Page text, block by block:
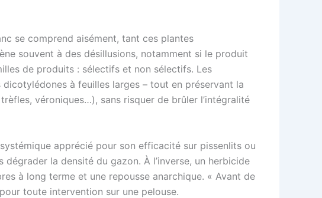
se comprend aisément, tant ces plantes
souvent à des désillusions, notamment si le produit
de produits : sélectifs et non sélectifs. Les
à feuilles larges – tout en préservant la
véroniques…), sans risquer de brûler l’intégralité
apprécié pour son efficacité sur pissenlits ou
la densité du gazon. À l’inverse, un herbicide
à long terme et une repousse anarchique. « Avant de
toute intervention sur une pelouse.